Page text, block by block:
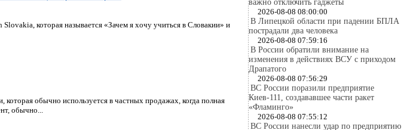
которая называется «Зачем я хочу учиться в Словакии» и
обычно используется в частных продажах, когда полная
обычно...
важно отключить гаджеты
2026-08-08 08:00:00
В Липецкой области при падении БПЛА
пострадали два человека
2026-08-08 07:59:16
В России обратили внимание на
изменения в действиях ВСУ с приходом
Драпатого
2026-08-08 07:56:29
ВС России поразили предприятие
Киев-111, создававшее части ракет
«Фламинго»
2026-08-08 07:55:12
ВС России нанесли удар по предприятию